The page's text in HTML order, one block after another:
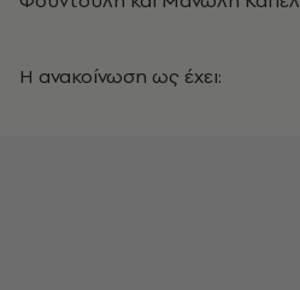
Η ανακοίνωση ως έχει: